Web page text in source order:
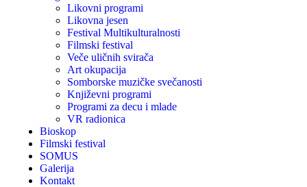
Likovni programi
Likovna jesen
Festival Multikulturalnosti
Filmski festival
Veče uličnih svirača
Art okupacija
Somborske muzičke svečanosti
Književni programi
Programi za decu i mlade
VR radionica
Bioskop
Filmski festival
SOMUS
Galerija
Kontakt